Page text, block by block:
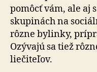
pomôcť vám, ale aj
skupinách na
rôzne bylinky,
Ozývajú sa tiež
liečiteľov.